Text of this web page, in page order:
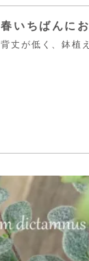
春いちばんに
背丈が低く、鉢植